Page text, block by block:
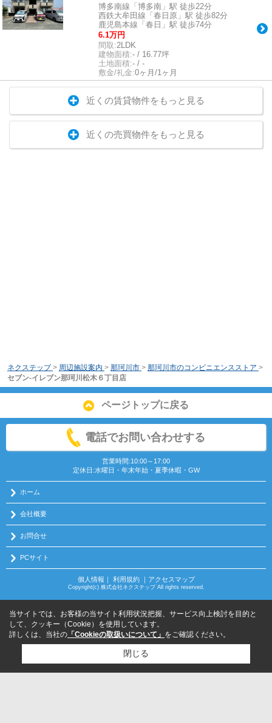
博多南線「博多南」駅 徒歩22分
西鉄大牟田線「春日原」駅 徒歩82分
鹿児島本線「春日」駅 徒歩74分
6.1万円
間取:2LDK
建物面積:- / 16.77坪
土地面積:- / -
敷金/礼金:0ヶ月/1ヶ月
近くの賃貸物件をもっと見る
近くの売買物件をもっと見る
ネクステップ > 周辺施設案内 > 那珂川市 > 那珂川市のコンビニエンスストア >
セブン-イレブン那珂川松木６丁目店
ページトップに戻る
電話でお問い合わせする
営業時間:10:00～17:00
定休日:水曜日・年末年始・夏季休暇・GW
ホーム
会社概要
お問合せ
PCサイト
個人情報 ｜ 利用規約｜ アクセスマップ
Copyright(c) 株式会社ネクステップ All rights reserved.
当サイトでは、お客様の当サイト利用状況把握、サービス向上検討を目的と
して、クッキー（Cookie）を使用しています。
詳しくは、当社の 「Cookieの取扱いについて」 をご確認ください。
閉じる